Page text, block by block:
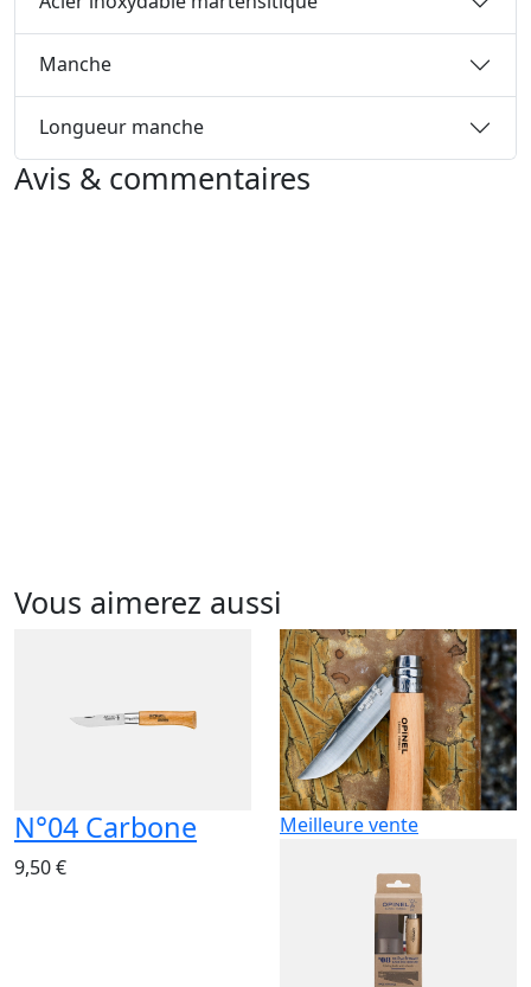
Manche
Longueur manche
Avis & commentaires
Vous aimerez aussi
N°04 Carbone
9,50 €
Meilleure vente